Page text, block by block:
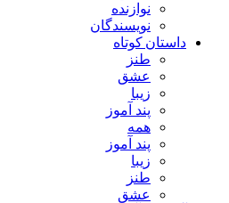
نوازنده
نویسندگان
داستان کوتاه
طنز
عشق
زیبا
پند آموز
همه
پند آموز
زیبا
طنز
عشق